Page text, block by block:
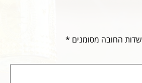
שדות החובה מסומנים *